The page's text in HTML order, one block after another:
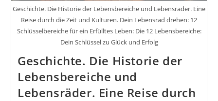
Geschichte. Die Historie der Lebensbereiche und Lebensräder. Eine
Reise durch die Zeit und Kulturen. Dein Lebensrad drehen: 12
Schlüsselbereiche für ein Erfülltes Leben: Die 12 Lebensbereiche:
Dein Schlüssel zu Glück und Erfolg
Geschichte. Die Historie der
Lebensbereiche und
Lebensräder. Eine Reise durch